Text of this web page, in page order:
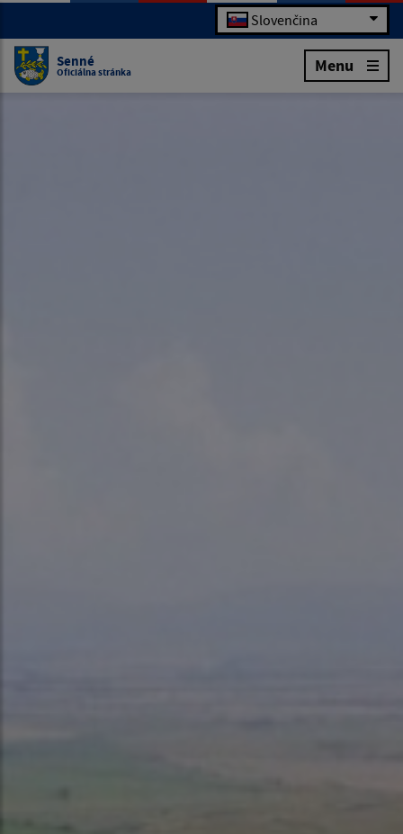
Slovenčina
Senné
Oficiálna stránka Menu